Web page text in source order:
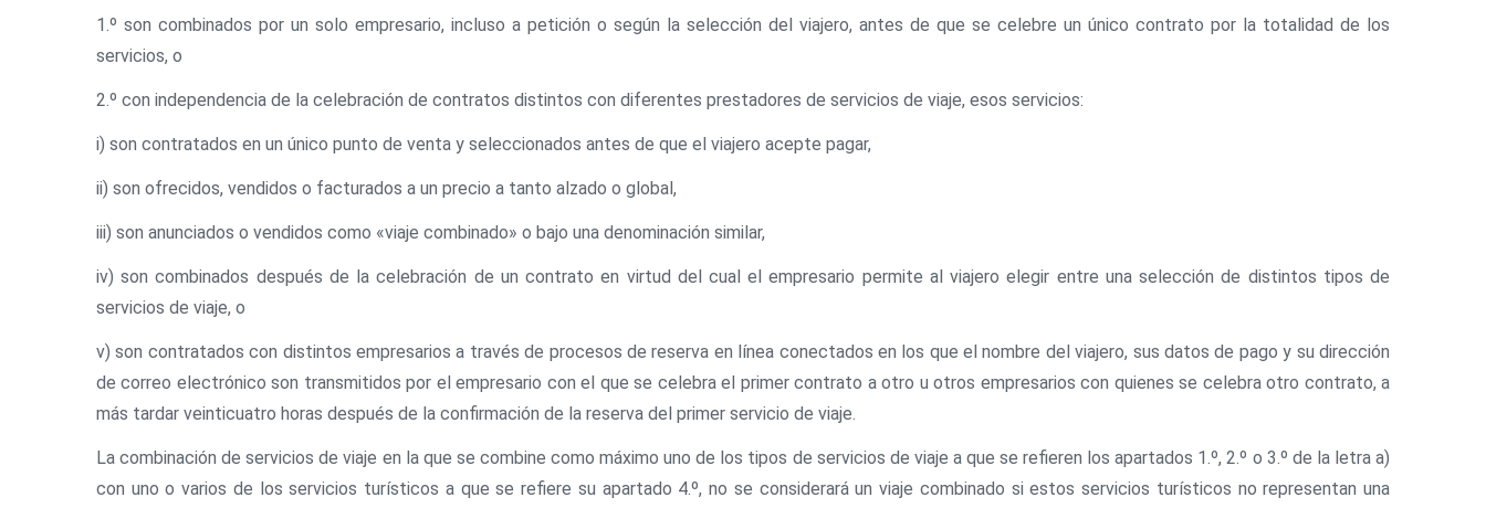
1.º son combinados por un solo empresario, incluso a petición o según la selección del viajero, antes de que se celebre un único contrato por la totalidad de los
servicios, o
2.º con independencia de la celebración de contratos distintos con diferentes prestadores de servicios de viaje, esos servicios:
i) son contratados en un único punto de venta y seleccionados antes de que el viajero acepte pagar,
ii) son ofrecidos, vendidos o facturados a un precio a tanto alzado o global,
iii) son anunciados o vendidos como «viaje combinado» o bajo una denominación similar,
iv) son combinados después de la celebración de un contrato en virtud del cual el empresario permite al viajero elegir entre una selección de distintos tipos de
servicios de viaje, o
v) son contratados con distintos empresarios a través de procesos de reserva en línea conectados en los que el nombre del viajero, sus datos de pago y su dirección
de correo electrónico son transmitidos por el empresario con el que se celebra el primer contrato a otro u otros empresarios con quienes se celebra otro contrato, a
más tardar veinticuatro horas después de la confirmación de la reserva del primer servicio de viaje.
La combinación de servicios de viaje en la que se combine como máximo uno de los tipos de servicios de viaje a que se refieren los apartados 1.º, 2.º o 3.º de la letra a)
con uno o varios de los servicios turísticos a que se refiere su apartado 4.º, no se considerará un viaje combinado si estos servicios turísticos no representan una